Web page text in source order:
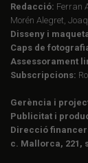
Redacció: Ferran
Morén Alegret,
Disseny i
Caps de
Assessorament
Subscripcions:
Gerència i
Publicitat i
Direcció
c. Mallorca, 221,